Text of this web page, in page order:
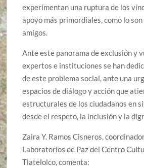
experimentan una ruptura de los
apoyo más primordiales, como lo
amigos.
Ante este panorama de exclusión y
expertos e instituciones se han
de este problema social, ante una
espacios de diálogo y acción que
estructurales de los ciudadanos en
desde el respeto, la inclusión y la
Zaira Y. Ramos Cisneros,
Laboratorios de Paz del Centro
Tlatelolco, comenta: